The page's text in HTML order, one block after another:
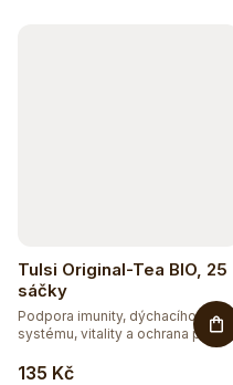
Tulsi Original-Tea BIO, 25
sáčky
135 Kč
Podpora imunity, dýchacího
systému, vitality a ochrana před...